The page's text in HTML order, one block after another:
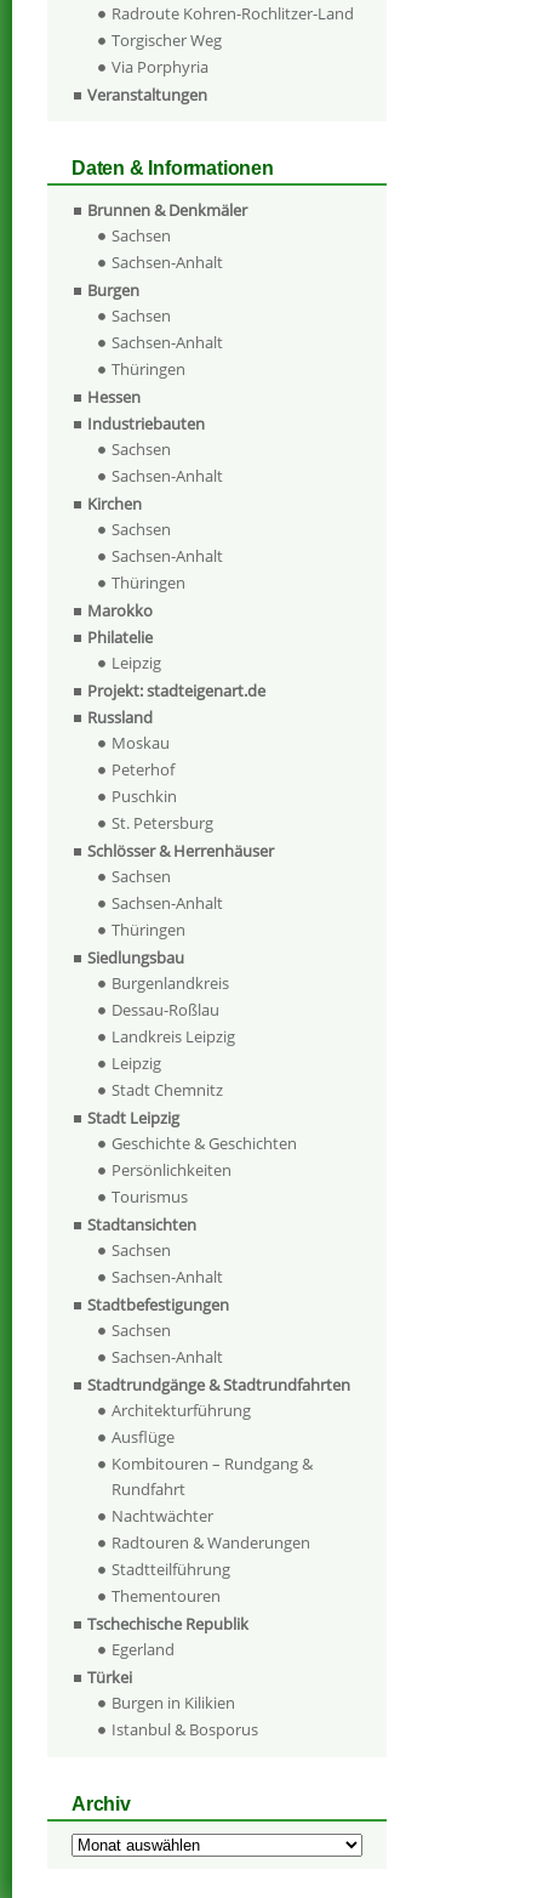
Radroute Kohren-Rochlitzer-Land
Torgischer Weg
Via Porphyria
Veranstaltungen
Daten & Informationen
Brunnen & Denkmäler
Sachsen
Sachsen-Anhalt
Burgen
Sachsen
Sachsen-Anhalt
Thüringen
Hessen
Industriebauten
Sachsen
Sachsen-Anhalt
Kirchen
Sachsen
Sachsen-Anhalt
Thüringen
Marokko
Philatelie
Leipzig
Projekt: stadteigenart.de
Russland
Moskau
Peterhof
Puschkin
St. Petersburg
Schlösser & Herrenhäuser
Sachsen
Sachsen-Anhalt
Thüringen
Siedlungsbau
Burgenlandkreis
Dessau-Roßlau
Landkreis Leipzig
Leipzig
Stadt Chemnitz
Stadt Leipzig
Geschichte & Geschichten
Persönlichkeiten
Tourismus
Stadtansichten
Sachsen
Sachsen-Anhalt
Stadtbefestigungen
Sachsen
Sachsen-Anhalt
Stadtrundgänge & Stadtrundfahrten
Architekturführung
Ausflüge
Kombitouren – Rundgang &
Rundfahrt
Nachtwächter
Radtouren & Wanderungen
Stadtteilführung
Thementouren
Tschechische Republik
Egerland
Türkei
Burgen in Kilikien
Istanbul & Bosporus
Archiv
Archiv